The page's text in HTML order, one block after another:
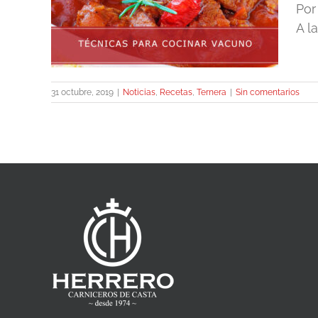
A
31 octubre, 2019 Noticias, Recetas, Ternera Sin comentarios